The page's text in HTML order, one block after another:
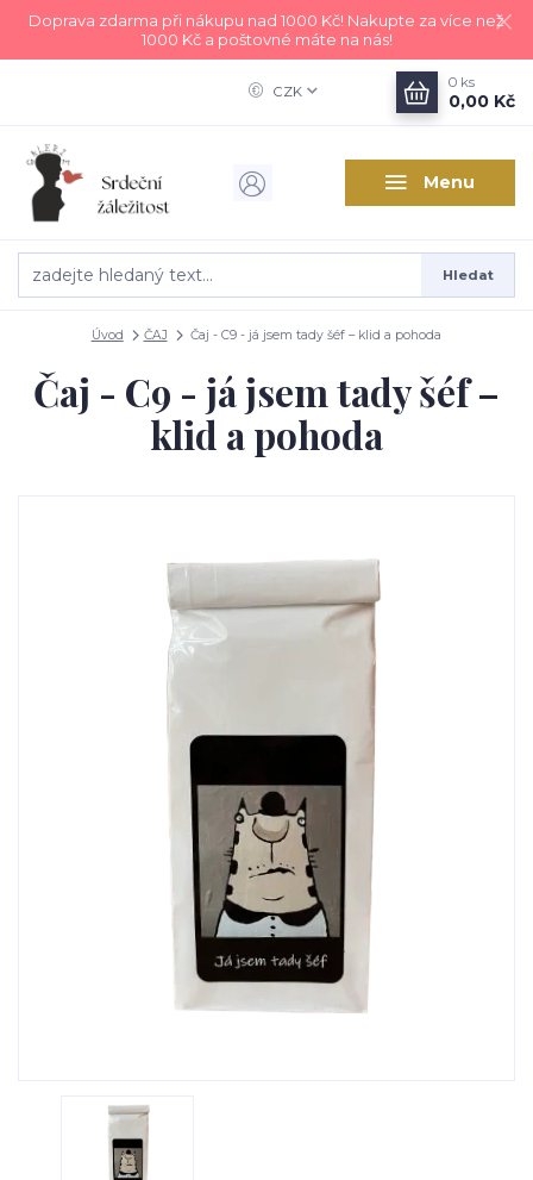
Doprava zdarma při nákupu nad 1000 Kč! Nakupte za více než
1000 Kč a poštovné máte na nás!
Menu
CZK
Hledat
0 ks
0,00 Kč
Úvod ČAJ Čaj - C9 - já jsem tady šéf – klid a pohoda
Čaj - C9 - já jsem tady šéf –
klid a pohoda